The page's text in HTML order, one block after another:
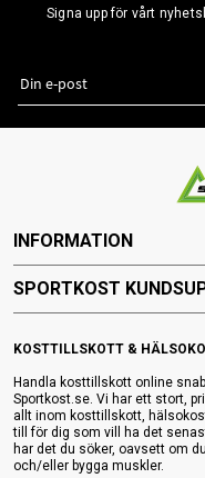
Signa upp för vårt
KOSTTILLSKOTT &
Handla kosttillskott online
Sportkost.se. Vi har ett stort,
allt inom kosttillskott,
till för dig som vill ha det
har det du söker, oavsett om
och/eller bygga muskler.
INFORMATION
SPORTKOST